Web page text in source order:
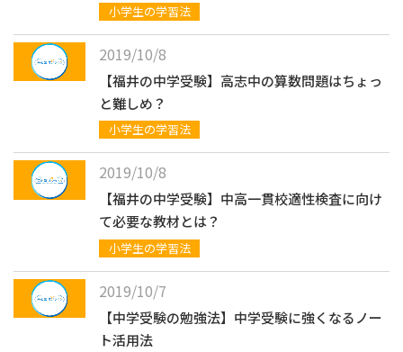
小学生の学習法
2019/10/8
【福井の中学受験】高志中の算数問題はちょっ
と難しめ？
小学生の学習法
2019/10/8
【福井の中学受験】中高一貫校適性検査に向け
て必要な教材とは？
小学生の学習法
2019/10/7
【中学受験の勉強法】中学受験に強くなるノー
ト活用法